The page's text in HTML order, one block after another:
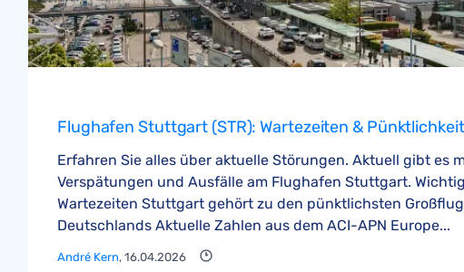
Flughafen Stuttgart (STR): Wartezeiten & Pünktlichkeit
Erfahren Sie alles über aktuelle Störungen. Aktuell gibt es
Verspätungen und Ausfälle am Flughafen Stuttgart.
Wartezeiten Stuttgart gehört zu den pünktlichsten
Deutschlands Aktuelle Zahlen aus dem ACI-APN Europe...
André Kern, 16.04.2026